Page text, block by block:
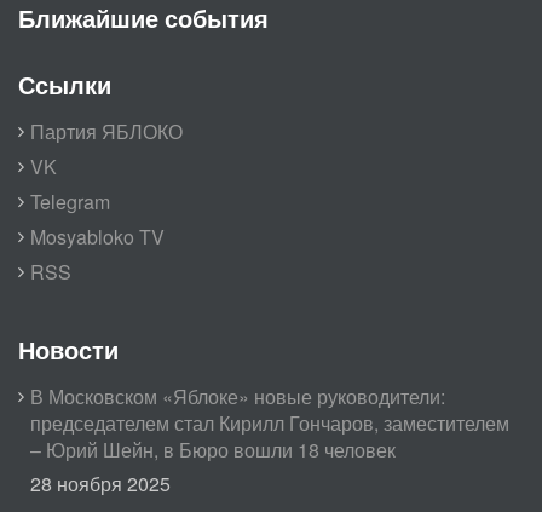
Ближайшие события
Ссылки
Партия ЯБЛОКО
VK
Telegram
Mosyabloko TV
RSS
Новости
В Московском «Яблоке» новые руководители:
председателем стал Кирилл Гончаров, заместителем
– Юрий Шейн, в Бюро вошли 18 человек
28 ноября 2025